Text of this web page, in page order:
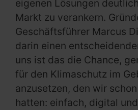
eigenen Lösungen
Markt zu verankern.
Geschäftsführer Marcus
darin einen
uns ist das die Chance,
für den Klimaschutz im
anzusetzen, den wir
hatten: einfach, digital